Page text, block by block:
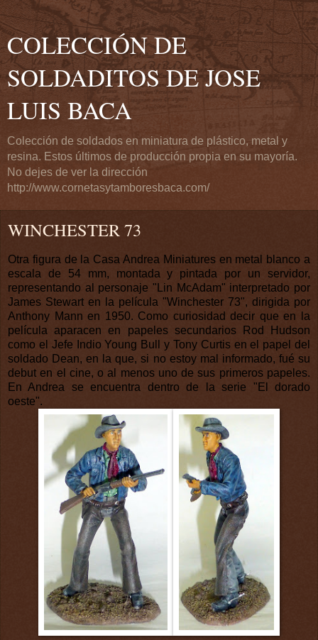
COLECCIÓN DE
SOLDADITOS DE JOSE
LUIS BACA
Colección de soldados en miniatura de plástico, metal y
resina. Estos últimos de producción propia en su mayoría.
No dejes de ver la dirección
http://www.cornetasytamboresbaca.com/
WINCHESTER 73
Otra figura de la Casa Andrea Miniatures en metal blanco a
escala de 54 mm, montada y pintada por un servidor,
representando al personaje "Lin McAdam" interpretado por
James Stewart en la película "Winchester 73", dirigida por
Anthony Mann en 1950. Como curiosidad decir que en la
película aparacen en papeles secundarios Rod Hudson
como el Jefe IndioYoung Bull y Tony Curtis en el papel del
soldado Dean, en la que, si no estoy mal informado, fué su
debut en el cine, o al menos uno de sus primeros papeles.
En Andrea se encuentra dentro de la serie "El dorado
oeste".